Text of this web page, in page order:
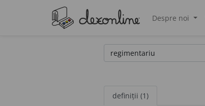
Despre noi
definiții (1)